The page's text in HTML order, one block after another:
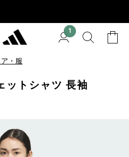
1
・服
ットシャツ 長袖